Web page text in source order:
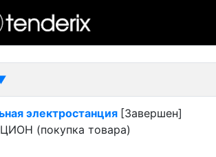
лот
электростанция [Завершен]
(покупка товара)